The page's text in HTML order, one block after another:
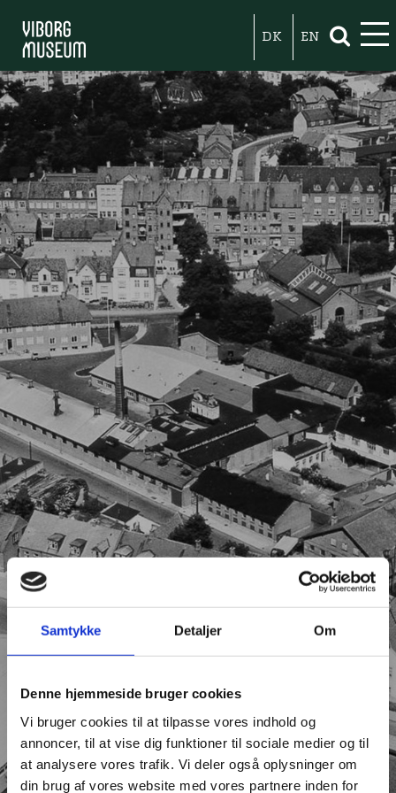
Samtykke Detaljer Om
Denne hjemmeside bruger cookies
Vi bruger cookies til at tilpasse vores indhold og
annoncer, til at vise dig funktioner til sociale medier og til
at analysere vores trafik. Vi deler også oplysninger om
din brug af vores website med vores partnere inden for
DK EN